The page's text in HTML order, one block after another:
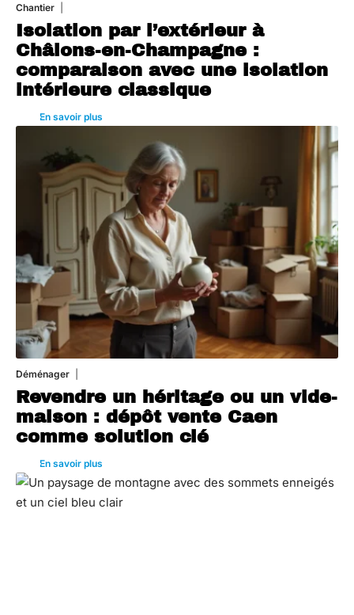
Chantier
Isolation par l’extérieur à
Châlons-en-Champagne :
comparaison avec une isolation
intérieure classique
En savoir plus
Déménager
Revendre un héritage ou un vide-
maison : dépôt vente Caen
comme solution clé
En savoir plus